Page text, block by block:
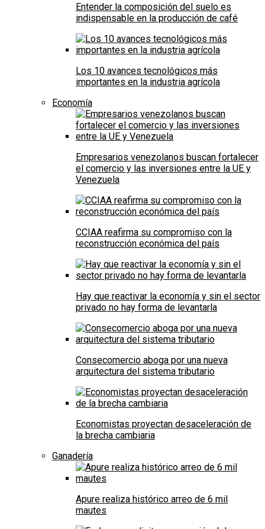
Entender la composición del suelo es
indispensable en la producción de café
Los 10 avances tecnológicos más
importantes en la industria agrícola
Economía
Empresarios venezolanos buscan fortalecer
el comercio y las inversiones entre la UE y
Venezuela
CCIAA reafirma su compromiso con la
reconstrucción económica del país
Hay que reactivar la economía y sin el sector
privado no hay forma de levantarla
Consecomercio aboga por una nueva
arquitectura del sistema tributario
Economistas proyectan desaceleración de
la brecha cambiaria
Ganadería
Apure realiza histórico arreo de 6 mil
mautes